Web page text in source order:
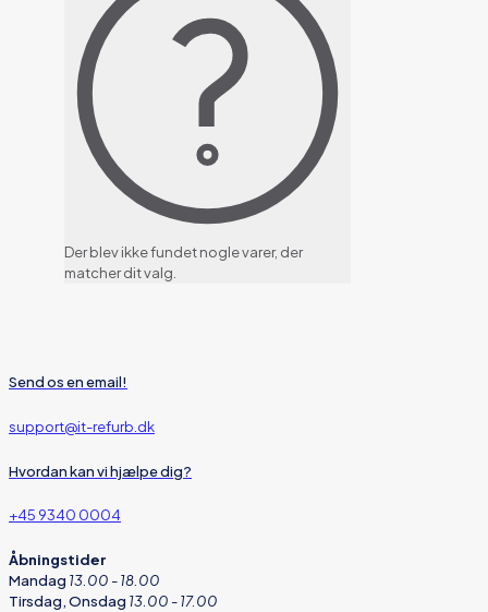
Der blev ikke fundet nogle varer, der
matcher dit valg.
Send os en email!
support@it-refurb.dk
Hvordan kan vi hjælpe dig?
+45 9340 0004
Åbningstider
Mandag 13.00 - 18.00
Tirsdag, Onsdag 13.00 - 17.00